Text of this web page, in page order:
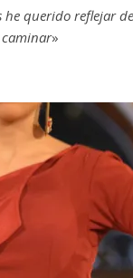
he querido reflejar
caminar»